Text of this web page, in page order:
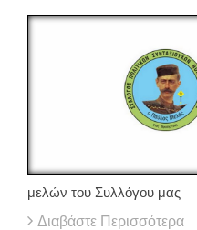
μελών του Συλλόγου μας
Διαβάστε Περισσότερα